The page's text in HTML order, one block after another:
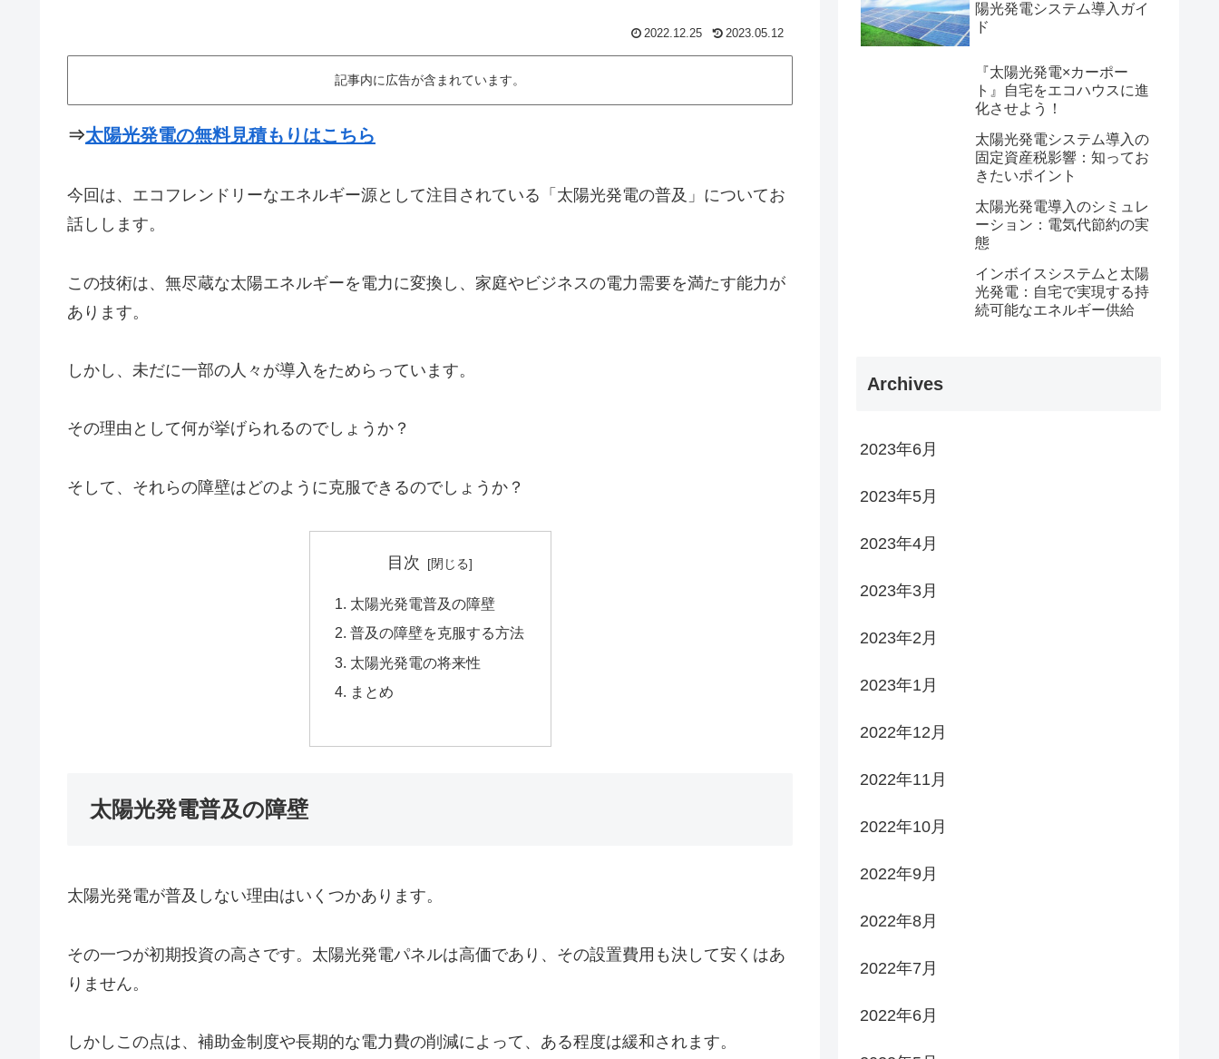
2022.12.25 2023.05.12
記事内に広告が含まれています。
⇒太陽光発電の無料見積もりはこちら
今回は、エコフレンドリーなエネルギー源として注目されている「太陽光発電の普及」についてお
話しします。
この技術は、無尽蔵な太陽エネルギーを電力に変換し、家庭やビジネスの電力需要を満たす能力が
あります。
しかし、未だに一部の人々が導入をためらっています。
その理由として何が挙げられるのでしょうか？
そして、それらの障壁はどのように克服できるのでしょうか？
目次
太陽光発電普及の障壁
普及の障壁を克服する方法
太陽光発電の将来性
まとめ
太陽光発電普及の障壁
太陽光発電が普及しない理由はいくつかあります。
その一つが初期投資の高さです。太陽光発電パネルは高価であり、その設置費用も決して安くはあ
りません。
しかしこの点は、補助金制度や長期的な電力費の削減によって、ある程度は緩和されます。
陽光発電システム導入ガイ
ド
『太陽光発電×カーポー
ト』自宅をエコハウスに進
化させよう！
太陽光発電システム導入の
固定資産税影響：知ってお
きたいポイント
太陽光発電導入のシミュレ
ーション：電気代節約の実
態
インボイスシステムと太陽
光発電：自宅で実現する持
続可能なエネルギー供給
Archives
2023年6月
2023年5月
2023年4月
2023年3月
2023年2月
2023年1月
2022年12月
2022年11月
2022年10月
2022年9月
2022年8月
2022年7月
2022年6月